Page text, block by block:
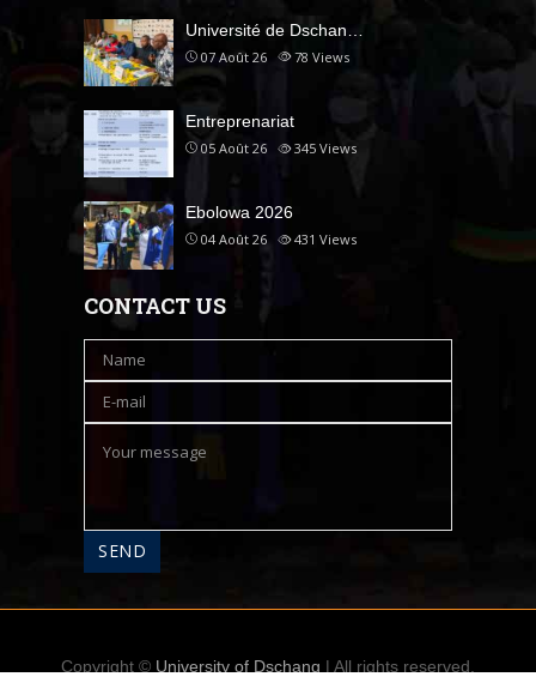
Université de Dschan…
07 Août 26 78 Views
Entreprenariat
05 Août 26 345 Views
Ebolowa 2026
04 Août 26 431 Views
CONTACT US
Copyright © University of Dschang | All rights reserved.